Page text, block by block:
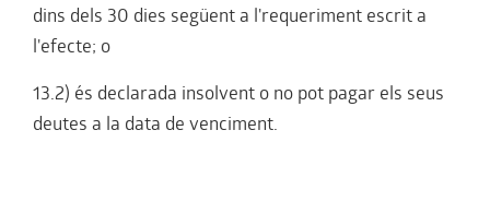
dins dels 30 dies següent a l'requeriment escrit a
l'efecte; o
13.2) és declarada insolvent o no pot pagar els seus
deutes a la data de venciment.